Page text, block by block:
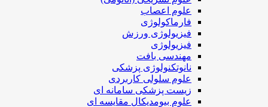
علوم اعصاب
فارماکولوژی
فیزیولوژی ورزش
فیزیولوژی
مهندسی بافت
نانوتکنولوژی پزشکی
علوم سلولی کاربردی
زیست پزشکی سامانه ای
علوم بیومدیکال مقایسه ای